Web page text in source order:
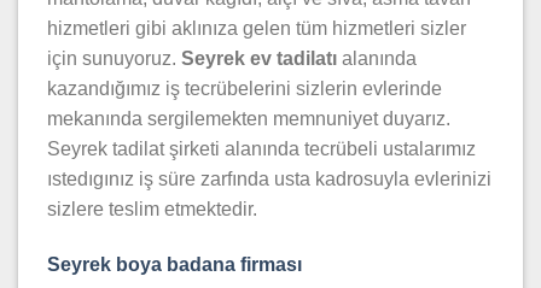
hizmetleri gibi aklınıza gelen tüm hizmetleri sizler
için sunuyoruz. Seyrek ev tadilatı alanında
kazandığımız iş tecrübelerini sizlerin evlerinde
mekanında sergilemekten memnuniyet duyarız.
Seyrek tadilat şirketi alanında tecrübeli ustalarımız
ıstedıgınız iş süre zarfında usta kadrosuyla evlerinizi
sizlere teslim etmektedir.
Seyrek boya badana firması